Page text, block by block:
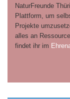
NaturFreunde
Plattform, um
Projekte
alles an
findet ihr im